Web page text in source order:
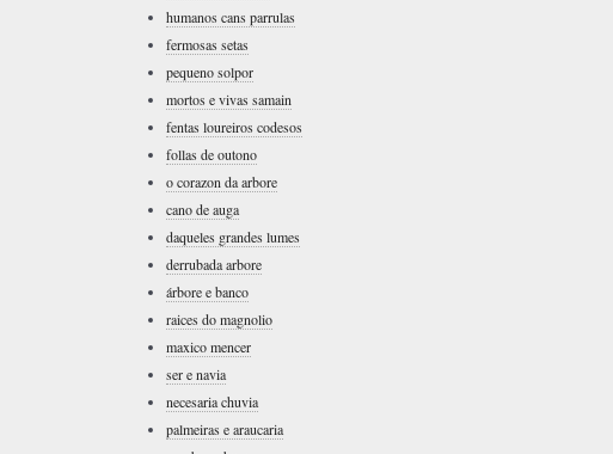
humanos cans parrulas
fermosas setas
pequeno solpor
mortos e vivas samain
fentas loureiros codesos
follas de outono
o corazon da arbore
cano de auga
daqueles grandes lumes
derrubada arbore
árbore e banco
raices do magnolio
maxico mencer
ser e navia
necesaria chuvia
palmeiras e araucaria